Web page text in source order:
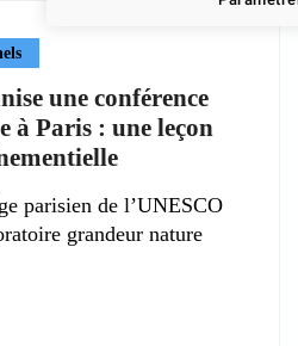
une conférence
à Paris : une leçon
parisien de l’UNESCO
grandeur nature